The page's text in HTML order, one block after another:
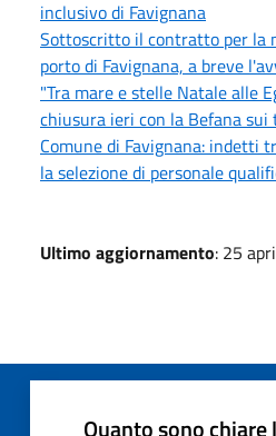
inclusivo di Favignana
Sottoscritto il contratto per la
porto di Favignana, a breve
"Tra mare e stelle Natale alle
chiusura ieri con la Befana sui
Comune di Favignana: indetti
la selezione di personale
Ultimo aggiornamento: 25
Quanto sono